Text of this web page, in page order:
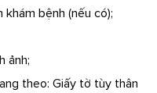
bệnh (nếu có);
ảnh;
theo: Giấy tờ tùy thân